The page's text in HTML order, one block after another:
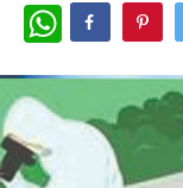
WhatsApp